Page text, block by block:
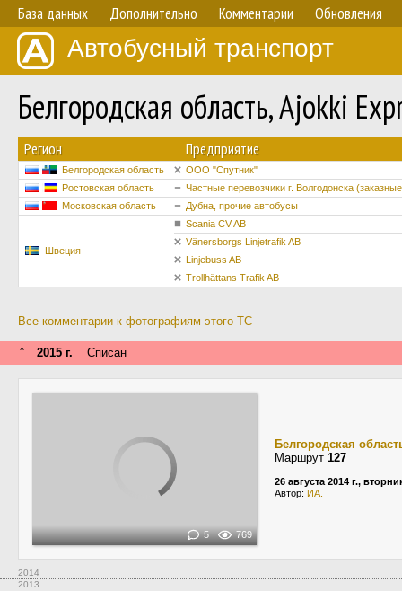
База данных Дополнительно Комментарии Обновления
Автобусный транспорт
Белгородская область, Ajokki
Регион Предприятие
Белгородская область
ООО "Спутник"
Ростовская область
Частные перевозчики г. Волгодонска
Московская область
Дубна, прочие автобусы
Швеция
Scania CV AB
Vänersborgs Linjetrafik AB
Linjebuss AB
Trollhättans Trafik AB
Все комментарии к фотографиям этого ТС
↑ 2015 г. Списан
5 769
Белгородская
Маршрут 127
26 августа 2014 г.,
Автор: ИА.
2014
2013